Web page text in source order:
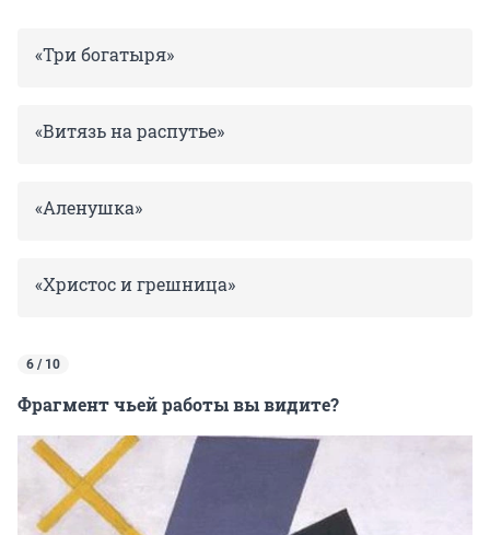
«Три богатыря»
«Витязь на распутье»
«Аленушка»
«Христос и грешница»
6 / 10
Фрагмент чьей работы вы видите?